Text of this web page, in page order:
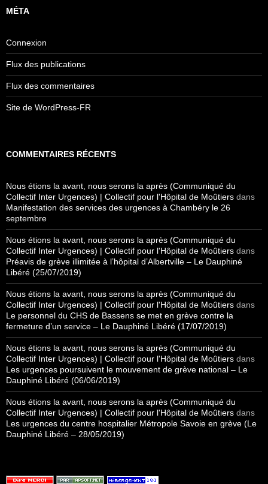
MÉTA
Connexion
Flux des publications
Flux des commentaires
Site de WordPress-FR
COMMENTAIRES RÉCENTS
Nous étions la avant, nous serons la après (Communiqué du
Collectif Inter Urgences) | Collectif pour l'Hôpital de Moûtiers dans
Manifestation des services des urgences à Chambéry le 26
septembre
Nous étions la avant, nous serons la après (Communiqué du
Collectif Inter Urgences) | Collectif pour l'Hôpital de Moûtiers dans
Préavis de grève illimitée à l’hôpital d’Albertville – Le Dauphiné
Libéré (25/07/2019)
Nous étions la avant, nous serons la après (Communiqué du
Collectif Inter Urgences) | Collectif pour l'Hôpital de Moûtiers dans
Le personnel du CHS de Bassens se met en grève contre la
fermeture d’un service – Le Dauphiné Libéré (17/07/2019)
Nous étions la avant, nous serons la après (Communiqué du
Collectif Inter Urgences) | Collectif pour l'Hôpital de Moûtiers dans
Les urgences poursuivent le mouvement de grève national – Le
Dauphiné Libéré (06/06/2019)
Nous étions la avant, nous serons la après (Communiqué du
Collectif Inter Urgences) | Collectif pour l'Hôpital de Moûtiers dans
Les urgences du centre hospitalier Métropole Savoie en grève (Le
Dauphiné Libéré – 28/05/2019)